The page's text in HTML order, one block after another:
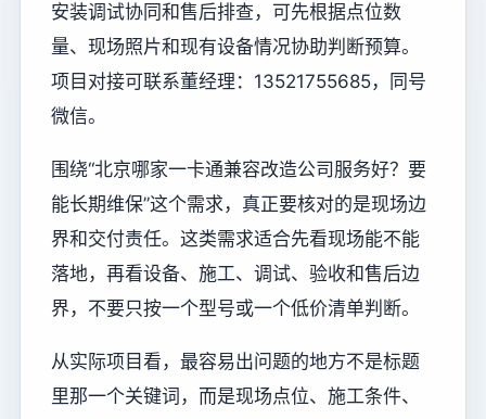
安装调试协同和售后排查，可先根据点位数
量、现场照片和现有设备情况协助判断预算。
项目对接可联系董经理：13521755685，同号
微信。
围绕“北京哪家一卡通兼容改造公司服务好？要
能长期维保”这个需求，真正要核对的是现场边
界和交付责任。这类需求适合先看现场能不能
落地，再看设备、施工、调试、验收和售后边
界，不要只按一个型号或一个低价清单判断。
从实际项目看，最容易出问题的地方不是标题
里那一个关键词，而是现场点位、施工条件、